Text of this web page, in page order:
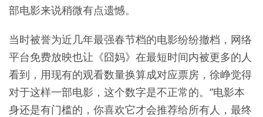
部电影来说稍微有点遗憾。
当时被誉为近几年最强春节档的电影纷纷撤档，网络
平台免费放映也让《囧妈》在最短时间内被更多的人
看到，用现有的观看数量换算成对应票房，徐峥觉得
对于这样一部电影，这个数字是不正常的。“电影本
身还是有门槛的，你喜欢它才会推荐给所有人，最终